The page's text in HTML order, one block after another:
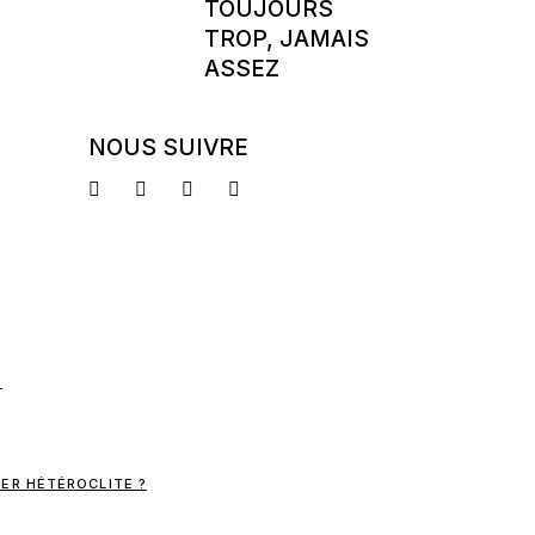
TOUJOURS
TROP, JAMAIS
ASSEZ
NOUS SUIVRE
HÉTÉROCLITE ?